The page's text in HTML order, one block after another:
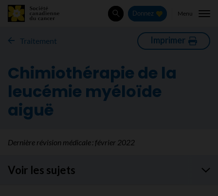
Rechercher
Donnez Menu
Traitement Imprimer
Chimiothérapie de la
leucémie myéloïde
aiguë
Dernière révision médicale : février 2022
Voir les sujets